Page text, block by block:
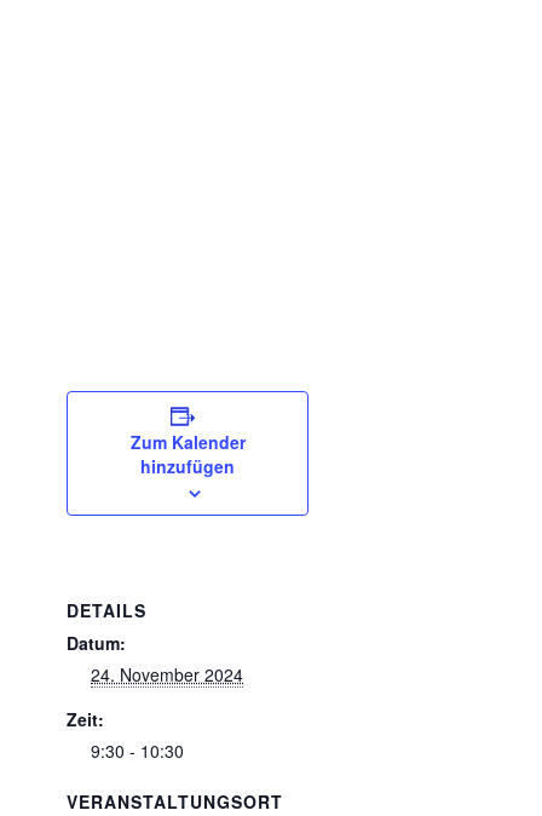
Zum Kalender
hinzufügen
DETAILS
Datum:
24. November 2024
Zeit:
9:30 - 10:30
VERANSTALTUNGSORT